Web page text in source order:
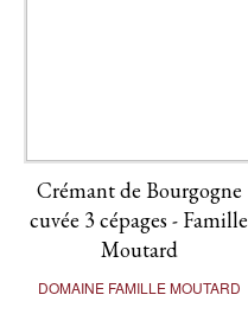
Crémant de Bourgogne
cuvée 3 cépages - Famille
Moutard
DOMAINE FAMILLE MOUTARD